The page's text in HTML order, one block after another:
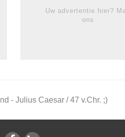
Uw advertentie hier?
ons
- Julius Caesar / 47 v.Chr. ;)